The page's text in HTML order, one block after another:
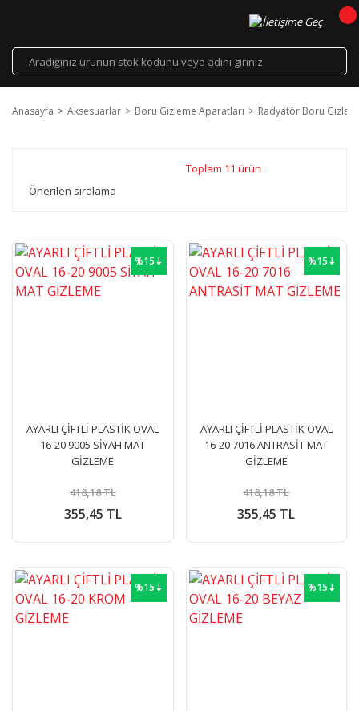
Anasayfa Aksesuarlar Boru Gizleme Aparatları Radyatör Boru
Toplam 11 ürün
%15⇣
AYARLI ÇİFTLİ PLASTİK OVAL
16-20 9005 SİYAH MAT
GİZLEME
355,45 TL
418,18 TL
%15⇣
AYARLI ÇİFTLİ PLASTİK OVAL
16-20 7016 ANTRASİT MAT
GİZLEME
355,45 TL
418,18 TL
%15⇣ %15⇣